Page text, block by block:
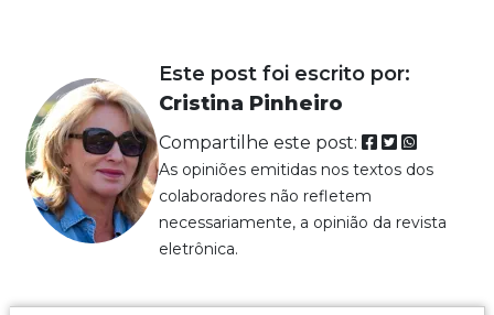
Este post foi escrito por:
Cristina Pinheiro
Compartilhe este post:
As opiniões emitidas nos textos dos
colaboradores não refletem
necessariamente, a opinião da revista
eletrônica.